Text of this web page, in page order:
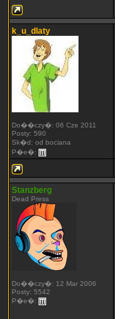
k_u_dlaty
Do��czy�: 06 Cze 2011
Posty: 590
Sk�d: od bociana
P�e�:
Stanzberg
Dead Press
Do��czy�: 12 Mar 2006
Posty: 5542
P�e�: